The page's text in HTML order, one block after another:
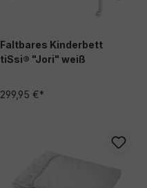
Faltbares Kinderbett
tiSsi® "Jori" weiß
299,95 €*